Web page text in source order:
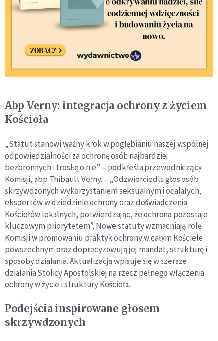
Abp Verny: integracja ochrony z życiem
Kościoła
„Statut stanowi ważny krok w pogłębianiu naszej wspólnej
odpowiedzialności za ochronę osób najbardziej
bezbronnych i troskę o nie” – podkreśla przewodniczący
Komisji, abp Thibault Verny. – „Odzwierciedla głos osób
skrzywdzonych wykorzystaniem seksualnym i ocalałych,
ekspertów w dziedzinie ochrony oraz doświadczenia
Kościołów lokalnych, potwierdzając, że ochrona pozostaje
kluczowym priorytetem”. Nowe statuty wzmacniają rolę
Komisji w promowaniu praktyk ochrony w całym Kościele
powszechnym oraz doprecyzowują jej mandat, strukturę i
sposoby działania. Aktualizacja wpisuje się w szersze
działania Stolicy Apostolskiej na rzecz pełnego włączenia
ochrony w życie i struktury Kościoła.
Podejścia inspirowane głosem
skrzywdzonych